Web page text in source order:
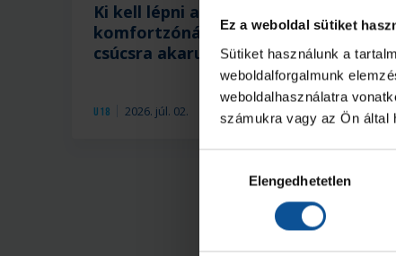
Ez a weboldal sütiket
Sütiket használunk a
weboldalforgalmunk
weboldalhasználatra
számukra vagy az Ön által
kiválasztásaElengedhetetlen
U18 2026. júl. 02.
Ki kell lépni a
komfortzónából, ha a
csúcsra akarunk jutni